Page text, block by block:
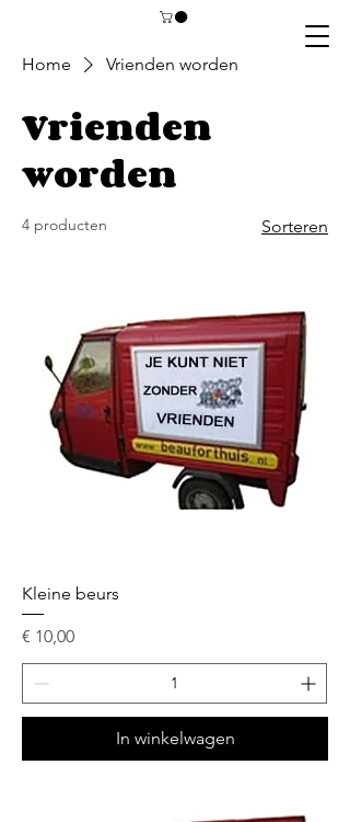
Home Vrienden worden
Vrienden
worden
4 producten Sorteren
Kleine beurs
Prijs
€ 10,00
In winkelwagen